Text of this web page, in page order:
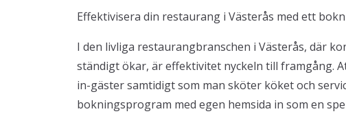
Effektivisera din restaurang i Västerås med ett
I den livliga restaurangbranschen i Västerås, där
ständigt ökar, är effektivitet nyckeln till framgång.
in-gäster samtidigt som man sköter köket och
bokningsprogram med egen hemsida in som en